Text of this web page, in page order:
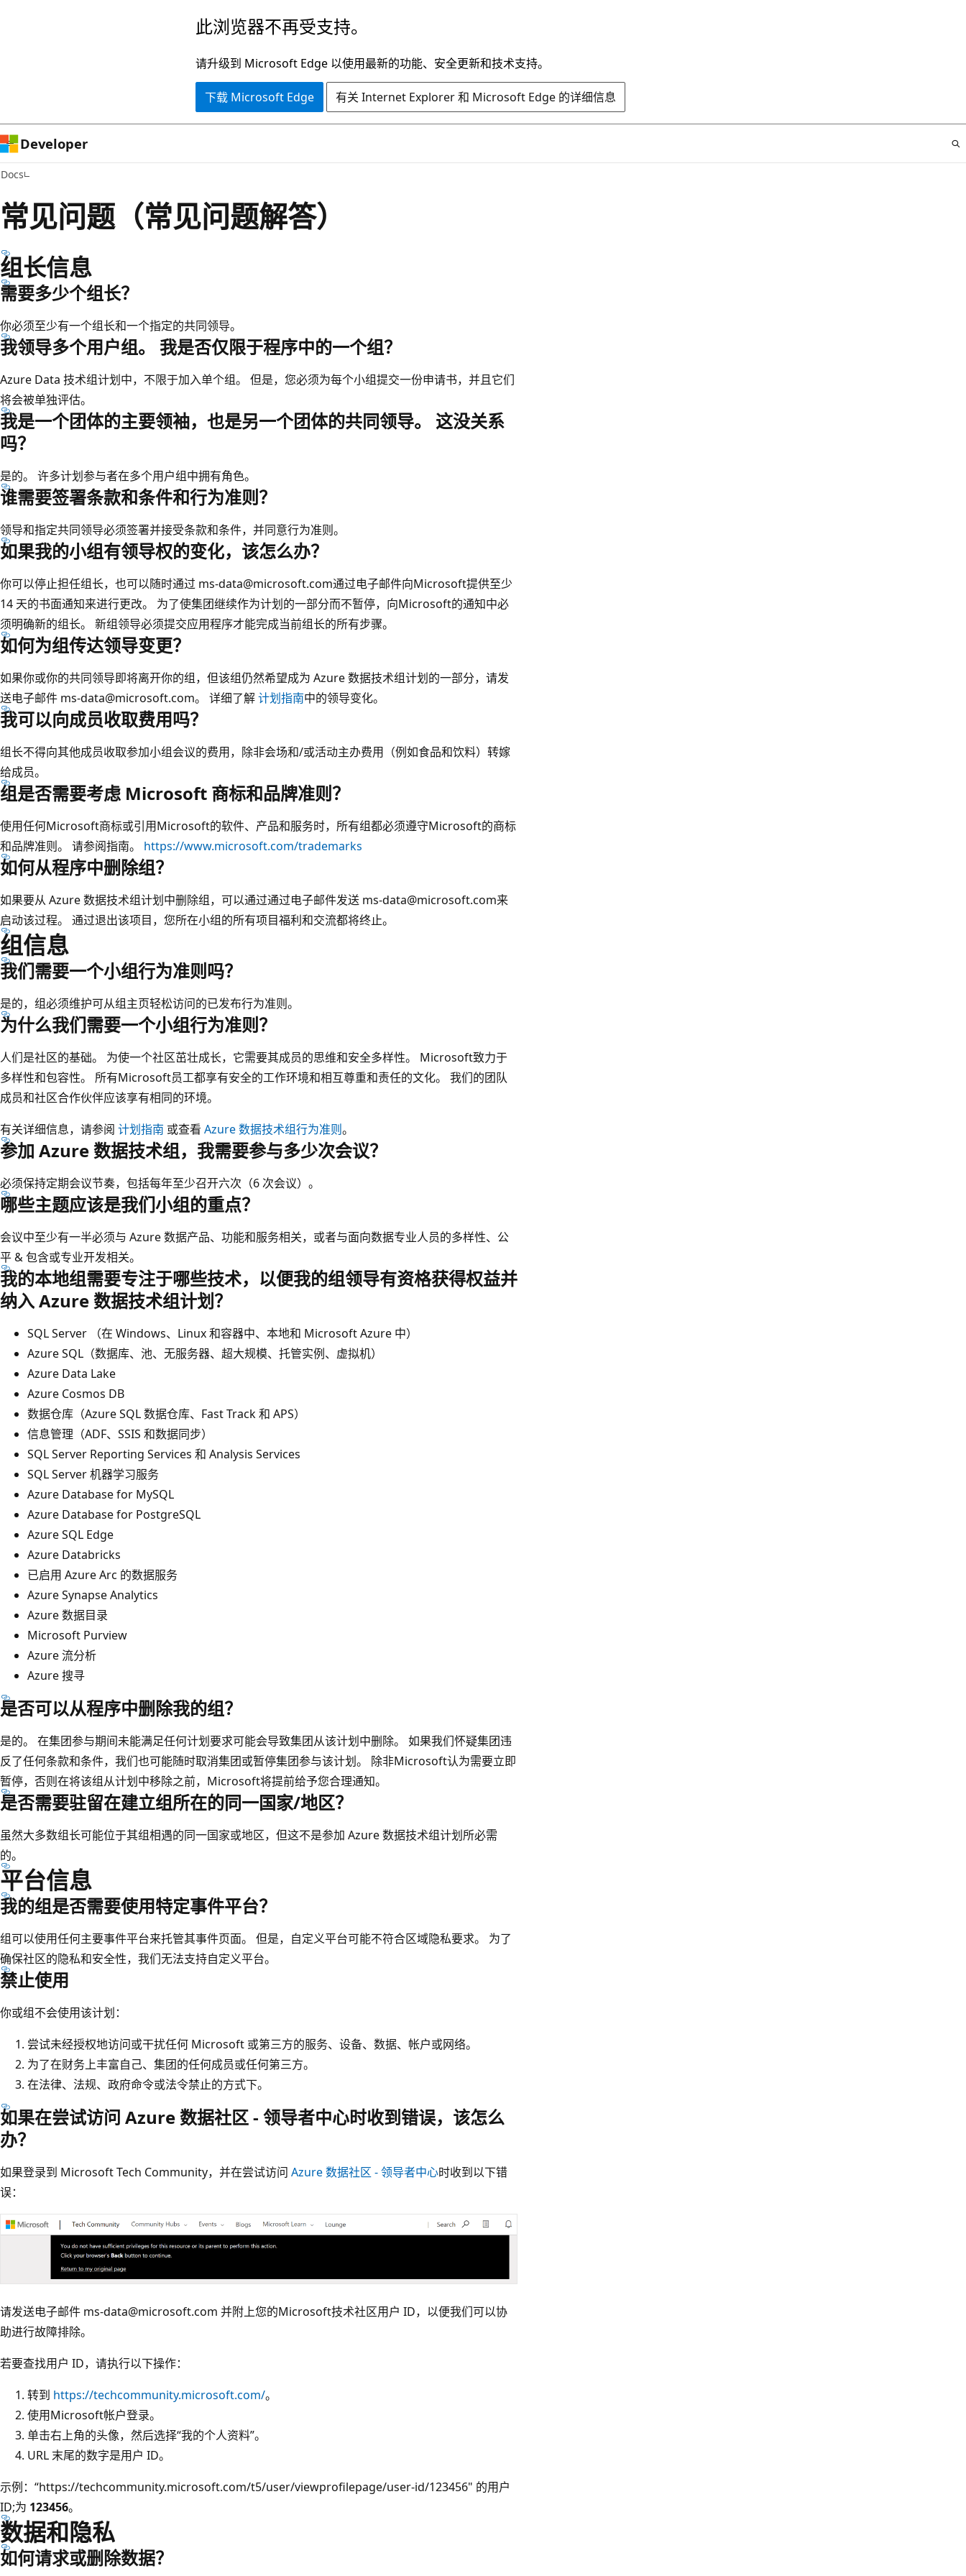
容
此浏览器不再受支持。
请升级到 Microsoft Edge 以使用最新的功能、安全更新和技术支持。
下载 Microsoft Edge 有关 Internet Explorer 和 Microsoft Edge 的详细信息
Developer
Docs
常见问题（常见问题解答）
组长信息
需要多少个组长？
你必须至少有一个组长和一个指定的共同领导。
我领导多个用户组。 我是否仅限于程序中的一个组？
Azure Data 技术组计划中，不限于加入单个组。 但是，您必须为每个小组提交一份申请书，并且它们
将会被单独评估。
我是一个团体的主要领袖，也是另一个团体的共同领导。 这没关系
吗？
是的。 许多计划参与者在多个用户组中拥有角色。
谁需要签署条款和条件和行为准则？
领导和指定共同领导必须签署并接受条款和条件，并同意行为准则。
如果我的小组有领导权的变化，该怎么办？
你可以停止担任组长，也可以随时通过 ms-data@microsoft.com通过电子邮件向Microsoft提供至少
14 天的书面通知来进行更改。 为了使集团继续作为计划的一部分而不暂停，向Microsoft的通知中必
须明确新的组长。 新组领导必须提交应用程序才能完成当前组长的所有步骤。
如何为组传达领导变更？
如果你或你的共同领导即将离开你的组，但该组仍然希望成为 Azure 数据技术组计划的一部分，请发
送电子邮件 ms-data@microsoft.com。 详细了解计划指南中的领导变化。
我可以向成员收取费用吗？
组长不得向其他成员收取参加小组会议的费用，除非会场和/或活动主办费用（例如食品和饮料）转嫁
给成员。
组是否需要考虑 Microsoft 商标和品牌准则？
使用任何Microsoft商标或引用Microsoft的软件、产品和服务时，所有组都必须遵守Microsoft的商标
和品牌准则。 请参阅指南。 https://www.microsoft.com/trademarks
如何从程序中删除组？
如果要从 Azure 数据技术组计划中删除组，可以通过通过电子邮件发送 ms-data@microsoft.com来
启动该过程。 通过退出该项目，您所在小组的所有项目福利和交流都将终止。
组信息
我们需要一个小组行为准则吗？
是的，组必须维护可从组主页轻松访问的已发布行为准则。
为什么我们需要一个小组行为准则？
人们是社区的基础。 为使一个社区茁壮成长，它需要其成员的思维和安全多样性。 Microsoft致力于
多样性和包容性。 所有Microsoft员工都享有安全的工作环境和相互尊重和责任的文化。 我们的团队
成员和社区合作伙伴应该享有相同的环境。
有关详细信息，请参阅 计划指南 或查看 Azure 数据技术组行为准则。
参加 Azure 数据技术组，我需要参与多少次会议？
必须保持定期会议节奏，包括每年至少召开六次（6 次会议）。
哪些主题应该是我们小组的重点？
会议中至少有一半必须与 Azure 数据产品、功能和服务相关，或者与面向数据专业人员的多样性、公
平 & 包含或专业开发相关。
我的本地组需要专注于哪些技术，以便我的组领导有资格获得权益并
纳入 Azure 数据技术组计划？
SQL Server （在 Windows、Linux 和容器中、本地和 Microsoft Azure 中）
Azure SQL（数据库、池、无服务器、超大规模、托管实例、虚拟机）
Azure Data Lake
Azure Cosmos DB
数据仓库（Azure SQL 数据仓库、Fast Track 和 APS）
信息管理（ADF、SSIS 和数据同步）
SQL Server Reporting Services 和 Analysis Services
SQL Server 机器学习服务
Azure Database for MySQL
Azure Database for PostgreSQL
Azure SQL Edge
Azure Databricks
已启用 Azure Arc 的数据服务
Azure Synapse Analytics
Azure 数据目录
Microsoft Purview
Azure 流分析
Azure 搜寻
是否可以从程序中删除我的组？
是的。 在集团参与期间未能满足任何计划要求可能会导致集团从该计划中删除。 如果我们怀疑集团违
反了任何条款和条件，我们也可能随时取消集团或暂停集团参与该计划。 除非Microsoft认为需要立即
暂停，否则在将该组从计划中移除之前，Microsoft将提前给予您合理通知。
是否需要驻留在建立组所在的同一国家/地区？
虽然大多数组长可能位于其组相遇的同一国家或地区，但这不是参加 Azure 数据技术组计划所必需
的。
平台信息
我的组是否需要使用特定事件平台？
组可以使用任何主要事件平台来托管其事件页面。 但是，自定义平台可能不符合区域隐私要求。 为了
确保社区的隐私和安全性，我们无法支持自定义平台。
禁止使用
你或组不会使用该计划：
尝试未经授权地访问或干扰任何 Microsoft 或第三方的服务、设备、数据、帐户或网络。
为了在财务上丰富自己、集团的任何成员或任何第三方。
在法律、法规、政府命令或法令禁止的方式下。
如果在尝试访问 Azure 数据社区 - 领导者中心时收到错误，该怎么
办？
如果登录到 Microsoft Tech Community，并在尝试访问 Azure 数据社区 - 领导者中心时收到以下错
误：
请发送电子邮件 ms-data@microsoft.com 并附上您的Microsoft技术社区用户 ID，以便我们可以协
助进行故障排除。
若要查找用户 ID，请执行以下操作：
转到 https://techcommunity.microsoft.com/。
使用Microsoft帐户登录。
单击右上角的头像，然后选择“我的个人资料”。
URL 末尾的数字是用户 ID。
示例：“https://techcommunity.microsoft.com/t5/user/viewprofilepage/user-id/123456" 的用户
ID;为 123456。
数据和隐私
如何请求或删除数据？